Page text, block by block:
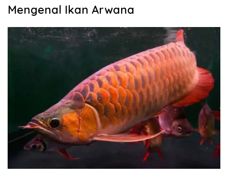
Mengenal Ikan Arwana